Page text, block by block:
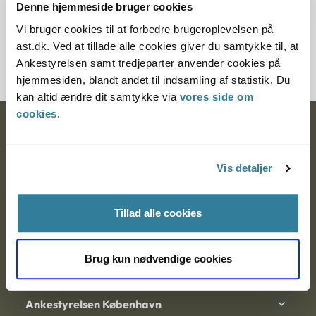
Denne hjemmeside bruger cookies
Vi bruger cookies til at forbedre brugeroplevelsen på
ast.dk. Ved at tillade alle cookies giver du samtykke til, at
Ankestyrelsen samt tredjeparter anvender cookies på
hjemmesiden, blandt andet til indsamling af statistik. Du
kan altid ændre dit samtykke via vores side om
cookies.
Vis detaljer
Tillad alle cookies
Brug kun nødvendige cookies
20442-91
Nytorv 7, 2. sal
Ankestyrelsen Aalborg
Ankestyrelsen København